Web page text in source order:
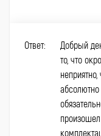
Ответ:
Добрый
то, что